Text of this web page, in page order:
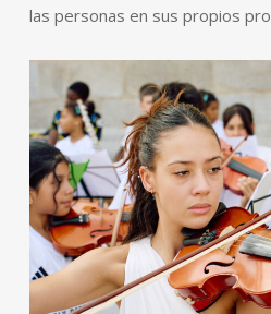
las personas en sus propios